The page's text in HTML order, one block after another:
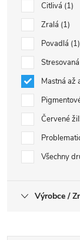
Citlivá 1
Zralá 1
Povadlá 1
Stresovaná
Mastná až
Červené
Všechny
Výrobce /